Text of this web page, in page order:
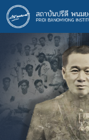
ข้าม
ไป
ยัง
เนื้อหา
หลัก